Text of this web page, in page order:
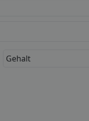
Gehalt